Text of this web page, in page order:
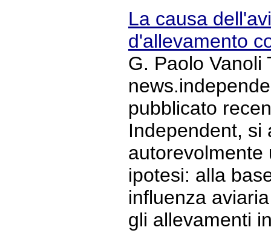
La causa
d'allevamento
G. Paolo Vanoli
pubblicato
Independent, si
autorevolmente
ipotesi: alla
influenza
gli allevamenti